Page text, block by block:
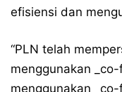
efisiensi dan
“PLN telah
menggunakan
menggunakan